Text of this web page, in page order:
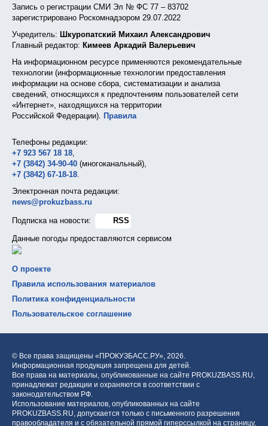
Запись о регистрации СМИ Эл № ФС 77 – 83702
зарегистрировано Роскомнадзором 29.07.2022
Учредитель: Шкуропатский Михаил Александрович
Главный редактор: Кимеев Аркадий Валерьевич
На информационном ресурсе применяются рекомендательные
технологии (информационные технологии предоставления
информации на основе сбора, систематизации и анализа
сведений, относящихся к предпочтениям пользователей сети
«Интернет», находящихся на территории
Российской Федерации). Правила
Телефоны редакции:
+7 923 567 18 18
+7 (3842) 34-90-40 (многоканальный),
+7 (3842) 67-18-18
Электронная почта редакции:
news@prokuzbass.ru
Подписка на новости:
RSS
Данные погоды предоставляются сервисом
О проекте
Правила использования материалов
Политика конфиденциальности
Пользовательское соглашение
© Все права защищены «ПРОКУЗБАСС.РУ», 2026.
Информационная продукция запрещена для детей.
Все права на материалы, опубликованные на сайте PROKUZBASS.RU,
принадлежат редакции и охраняются в соответствии с
законодательством РФ.
Использование материалов, опубликованных на сайте
PROKUZBASS.RU, допускается только с письменного разрешения
правообладателя и с обязательной прямой гиперссылкой на страницу,